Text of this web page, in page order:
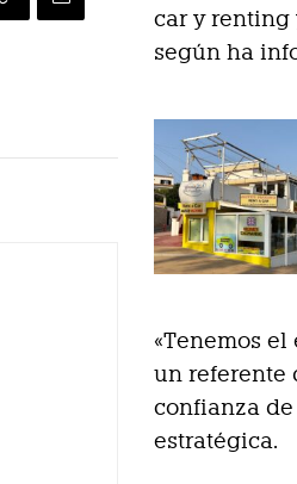
car y renting
según ha
«Tenemos
un referente
confianza
estratégica.